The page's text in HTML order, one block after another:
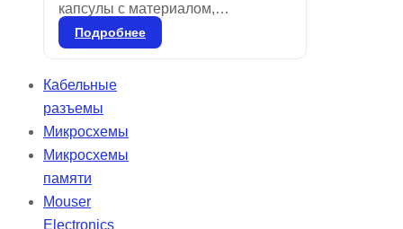
капсулы с материалом,
свободным от гамма-2 и ртути
предназначены для смешивания
в специальном смесителе.
Применяются для всех видов
реставраций боковых зубов и
ситуаций, где эстетика не
является приоритетной. Удобны в
использовании благодаря
Подробнее
Кабельные
разъемы
Микросхемы
Микросхемы
памяти
Mouser
Electronics